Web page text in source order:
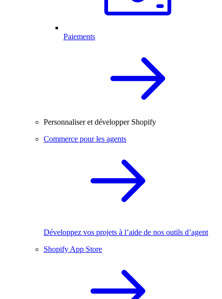
Paiements
Personnaliser et développer Shopify
Commerce pour les agents
Développez vos projets à l’aide de nos outils d’agent
Shopify App Store